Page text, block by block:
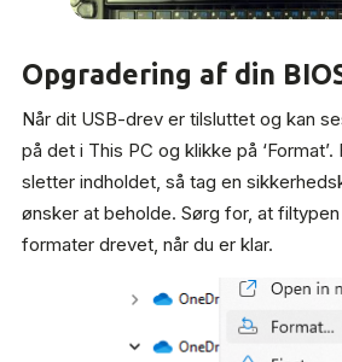
Opgradering af din
Når dit USB-drev er tilsluttet og kan
på det i This PC og klikke på
sletter indholdet, så tag en
ønsker at beholde. Sørg for, at filtypen
formater drevet, når du er klar.